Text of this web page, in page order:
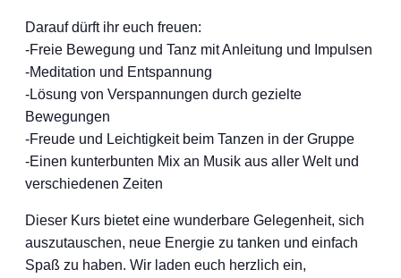
Darauf dürft ihr euch freuen:
-Freie Bewegung und Tanz mit Anleitung und Impulsen
-Meditation und Entspannung
-Lösung von Verspannungen durch gezielte
Bewegungen
-Freude und Leichtigkeit beim Tanzen in der Gruppe
-Einen kunterbunten Mix an Musik aus aller Welt und
verschiedenen Zeiten
Dieser Kurs bietet eine wunderbare Gelegenheit, sich
auszutauschen, neue Energie zu tanken und einfach
Spaß zu haben. Wir laden euch herzlich ein,